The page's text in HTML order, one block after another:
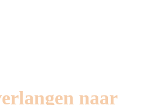
naar